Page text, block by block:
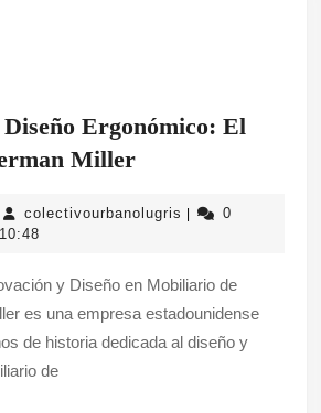
Ergonómico: El
MillerInnovación
Diseño
El
Legado
de
colectivourbanolugris |
0
10:48
y Diseño en Mobiliario de
es una empresa estadounidense
de historia dedicada al diseño y
de